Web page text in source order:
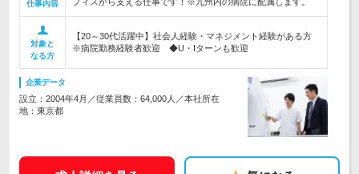
仕事内容
対象と
なる方
【20～30代活躍中】社会人経験・マネジメント経験がある方
※病院勤務経験者歓迎 ◆U・Iターンも歓迎
企業データ
設立：2004年4月／従業員数：64,000人／本社所在
地：東京都